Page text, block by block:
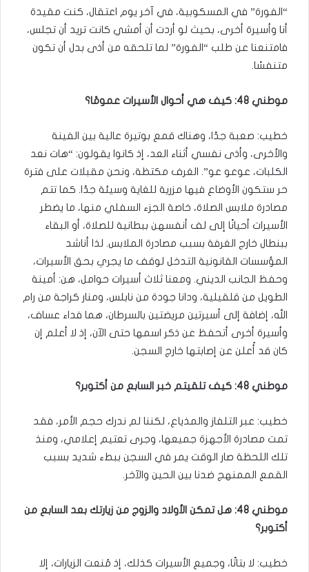
“الفورة” في المسكوبية، في آخر يوم اعتقال، كنت مقيدة
أنا وأسيرة أخرى، بحيث لو أردت أن أمشي كانت تريد أن تجلس،
فامتنعنا عن طلب “الفورة” لما تلحقه من أذى بدل أن تكون
متنفسًا.
موطني 48: كيف هي أحوال الأسيرات عمومًا؟
خطيب: صعبة جدًا، وهناك قمع بوتيرة عالية بين الفينة
والأخرى، وأذى نفسي أثناء العد، إذ كانوا يقولون: “هات نعد
الكلبات، عوعو عو”. الغرف مكتظة، ونحن مقبلات على فترة
حر ستكون الأوضاع فيها مزرية للغاية وسيئة جدًا. كما تتم
مصادرة ملابس الصلاة، خاصة الجزء السفلي منها، ما يضطر
الأسيرات أحيانًا إلى لف أنفسهن ببطانية للصلاة، أو البقاء
ببنطال خارج الغرفة بسبب مصادرة الملابس. لذا أناشد
المؤسسات القانونية التدخل لوقف ما يجري بحق الأسيرات،
وحفظ الجانب الديني. ومعنا ثلاث أسيرات حوامل، هن: أمينة
الطويل من قلقيلية، ودانا جودة من نابلس، ومنار كراجة من رام
الله، إضافة إلى أسيرتين مريضتين بالسرطان، هما فداء عساف،
وأسيرة أخرى أتحفظ عن ذكر اسمها حتى الآن، إذ لا أعلم إن
كان قد أُعلن عن إصابتها خارج السجن.
موطني 48: كيف تلقيتم خبر السابع من أكتوبر؟
خطيب: عبر التلفاز والمذياع، لكننا لم ندرك حجم الأمر، فقد
تمت مصادرة الأجهزة جميعها، وجرى تعتيم إعلامي، ومنذ
تلك اللحظة صار الوقت يمر في السجن ببطء شديد بسبب
القمع الممنهج ضدنا بين الحين والآخر.
موطني 48: هل تمكن الأولاد والزوج من زيارتك بعد السابع من
أكتوبر؟
خطيب: لا بتاتًا، وجميع الأسيرات كذلك، إذ مُنعت الزيارات، إلا